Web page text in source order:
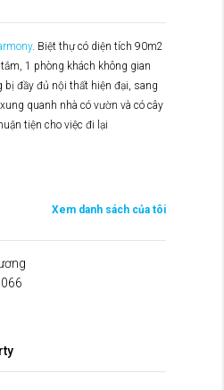
. Biệt thự có diện tích 90m2
1 phòng khách không gian
đầy đủ nội thất hiện đại, sang
quanh nhà có vườn và có cây
tiện cho việc đi lại
Xem danh sách của tôi